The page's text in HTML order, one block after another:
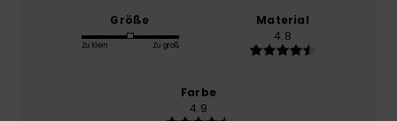
Größe
Zu klein Zu groß
Material
4.8
Farbe
4.9